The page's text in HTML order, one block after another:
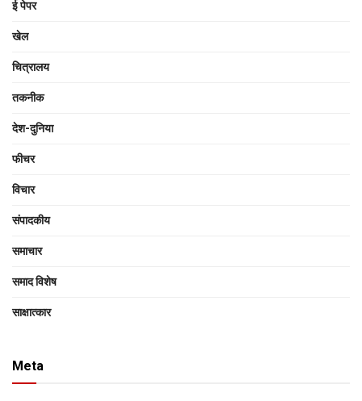
ई पेपर
खेल
चित्रालय
तकनीक
देश-दुनिया
फीचर
विचार
संपादकीय
समाचार
समाद विशेष
साक्षात्‍कार
Meta